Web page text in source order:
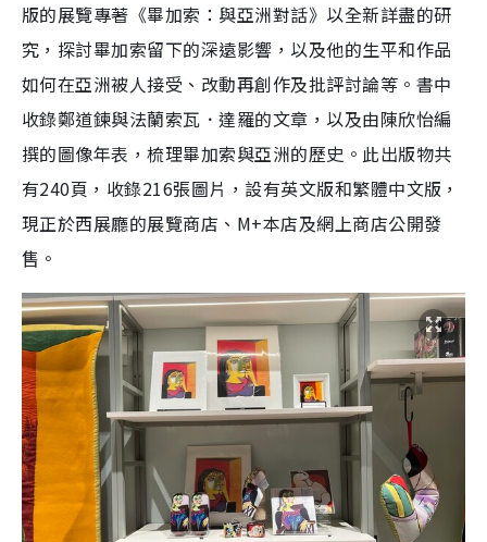
版的展覽專著《畢加索：與亞洲對話》以全新詳盡的研
究，探討畢加索留下的深遠影響，以及他的生平和作品
如何在亞洲被人接受、改動再創作及批評討論等。書中
收錄鄭道鍊與法蘭索瓦．達羅的文章，以及由陳欣怡編
撰的圖像年表，梳理畢加索與亞洲的歷史。此出版物共
有240頁，收錄216張圖片，設有英文版和繁體中文版，
現正於西展廳的展覽商店、M+本店及網上商店公開發
售。